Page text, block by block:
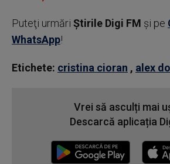
Puteţi urmări Știrile Digi FM şi pe
WhatsApp!
Etichete: cristina cioran , alex
Vrei să asculți mai
Descarcă aplicația